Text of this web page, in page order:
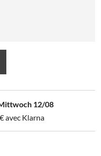
12/08
€avec Klarna